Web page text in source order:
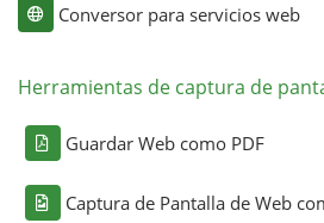
Conversor para servicios web
Herramientas de captura de
Guardar Web como PDF
Captura de Pantalla de Web